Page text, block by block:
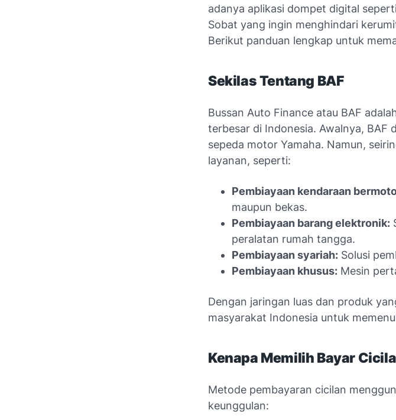
adanya aplikasi dompet digital
Sobat yang ingin menghindari
Berikut panduan lengkap untuk
Sekilas Tentang BAF
Bussan Auto Finance atau BAF
terbesar di Indonesia. Awalnya, BAF
sepeda motor Yamaha. Namun,
layanan, seperti:
Pembiayaan kendaraan
maupun bekas.
Pembiayaan barang elektronik:
peralatan rumah tangga.
Pembiayaan syariah: Solusi
Pembiayaan khusus: Mesin
Dengan jaringan luas dan produk
masyarakat Indonesia untuk
Kenapa Memilih Bayar
Metode pembayaran cicilan
keunggulan: